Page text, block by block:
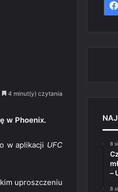
4 minut(y) czytania
w Phoenix.
w aplikacji UFC
uproszczeniu
8
–
8